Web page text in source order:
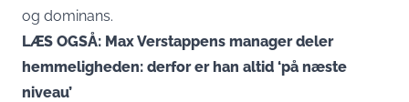
og dominans.
LÆS OGSÅ: Max Verstappens manager deler
hemmeligheden: derfor er han altid ‘på næste
niveau’